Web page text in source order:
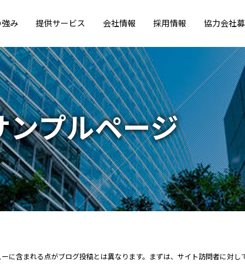
強み 提供サービス 会社情報 採用情報 協力会社
ンプルページ
含まれる点がブログ投稿とは異なります。まずは、サイト訪問者に対